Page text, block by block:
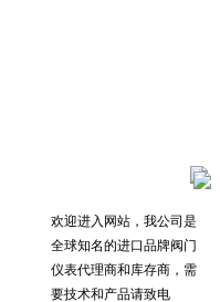
欢迎进入网站，我公司是
全球知名的进口品牌阀门
仪表代理商和库存商，需
要技术和产品请致电